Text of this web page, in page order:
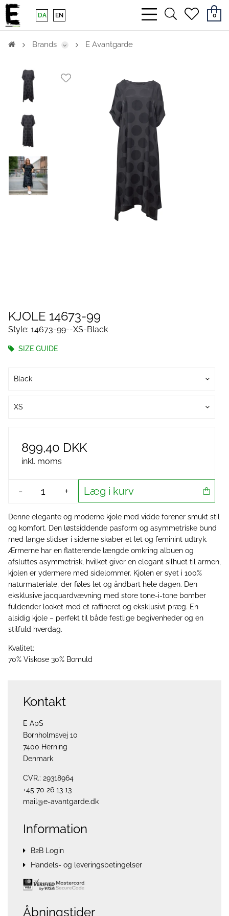
bars
light
searchheart
0
DA EN
Brands E Avantgarde
KJOLE 14673-99
Style: 14673-99--XS-Black
SIZE GUIDE
Black
XS
899,40 DKK
inkl. moms
- + Læg i kurv
Denne elegante og moderne kjole med vidde forener smukt stil
og komfort. Den løstsiddende pasform og asymmetriske bund
med lange slidser i siderne skaber et let og feminint udtryk.
Ærmerne har en flatterende længde omkring albuen og
afsluttes asymmetrisk, hvilket giver en elegant silhuet til armen,
kjolen er ydermere med sidelommer. Kjolen er syet i 100%
naturmateriale, der føles let og åndbart hele dagen. Den
eksklusive jacquardvævning med store tone-i-tone bomber
fuldender looket med et raffineret og eksklusivt præg. En
alsidig kjole – perfekt til både festlige begivenheder og en
stilfuld hverdag.
Kvalitet:
70% Viskose 30% Bomuld
Kontakt
E ApS
Bornholmsvej 10
7400 Herning
Denmark
CVR.: 29318964
+45 70 26 13 13
mail@e-avantgarde.dk
Information
B2B Login
Handels- og leveringsbetingelser
Åbningstider